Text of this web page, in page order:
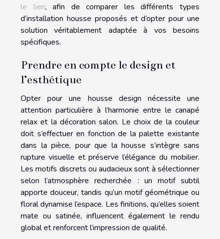
le lien, afin de comparer les différents types
d’installation housse proposés et d’opter pour une
solution véritablement adaptée à vos besoins
spécifiques.
Prendre en compte le design et
l’esthétique
Opter pour une housse design nécessite une
attention particulière à l’harmonie entre le canapé
relax et la décoration salon. Le choix de la couleur
doit s’effectuer en fonction de la palette existante
dans la pièce, pour que la housse s’intègre sans
rupture visuelle et préserve l’élégance du mobilier.
Les motifs discrets ou audacieux sont à sélectionner
selon l’atmosphère recherchée : un motif subtil
apporte douceur, tandis qu’un motif géométrique ou
floral dynamise l’espace. Les finitions, qu’elles soient
mate ou satinée, influencent également le rendu
global et renforcent l’impression de qualité.